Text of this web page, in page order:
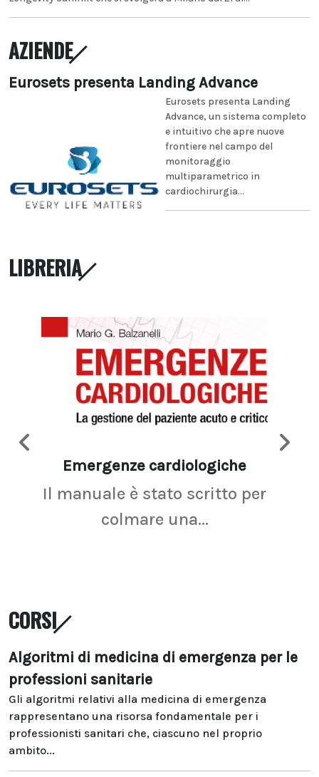
AZIENDE
Eurosets presenta Landing Advance
Eurosets presenta Landing
Advance, un sistema completo
e intuitivo che apre nuove
frontiere nel campo del
monitoraggio
multiparametrico in
cardiochirurgia...
LIBRERIA
Emergenze cardiologiche
Il manuale è stato scritto per
colmare una...
CORSI
Algoritmi di medicina di emergenza per le
professioni sanitarie
Gli algoritmi relativi alla medicina di emergenza
rappresentano una risorsa fondamentale per i
professionisti sanitari che, ciascuno nel proprio
ambito...